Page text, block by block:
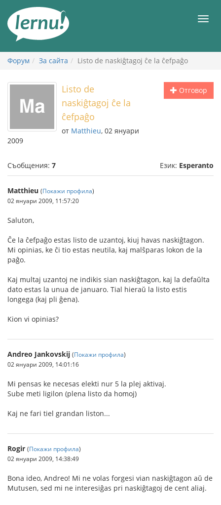
съдържанието
Форум За сайта Listo de naskiĝtagoj ĉe la ĉefpaĝo
Отговор
Listo de
naskiĝtagoj ĉe la
ĉefpaĝo
от Matthieu, 02 януари
2009
Съобщения: 7 Език: Esperanto
Matthieu (Покажи профила)
02 януари 2009, 11:57:20
Saluton,
Ĉe la ĉefpaĝo estas listo de uzantoj, kiuj havas naskiĝtagon.
Mi opinias, ke ĉi tio estas neutila, kaj malŝparas lokon de la
paĝo.
Kaj multaj uzantoj ne indikis sian naskiĝtagon, kaj la defaŭlta
dato estas la unua de januaro. Tial hieraŭ la listo estis
longega (kaj pli ĝena).
Kion vi opinias?
Andreo Jankovskij (Покажи профила)
02 януари 2009, 14:01:16
Mi pensas ke necesas elekti nur 5 la plej aktivaj.
Sube meti ligilon (plena listo da homoj)
Kaj ne fari tiel grandan liston...
Rogir (Покажи профила)
02 януари 2009, 14:38:49
Bona ideo, Andreo! Mi ne volas forgesi vian naskiĝtagon aŭ de
Mutusen, sed mi ne interesiĝas pri naskiĝtagoj de cent aliaj.